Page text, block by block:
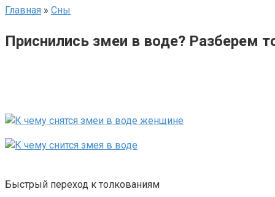
Главная » Сны
Приснились змеи в воде? Разберем
Быстрый переход к толкованиям